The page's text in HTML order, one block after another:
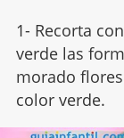
1- Recorta
verde las
morado
color verde.